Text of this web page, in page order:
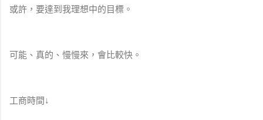
或許，要達到我理想中的目標。
可能、真的、慢慢來，會比較快。
工商時間↓